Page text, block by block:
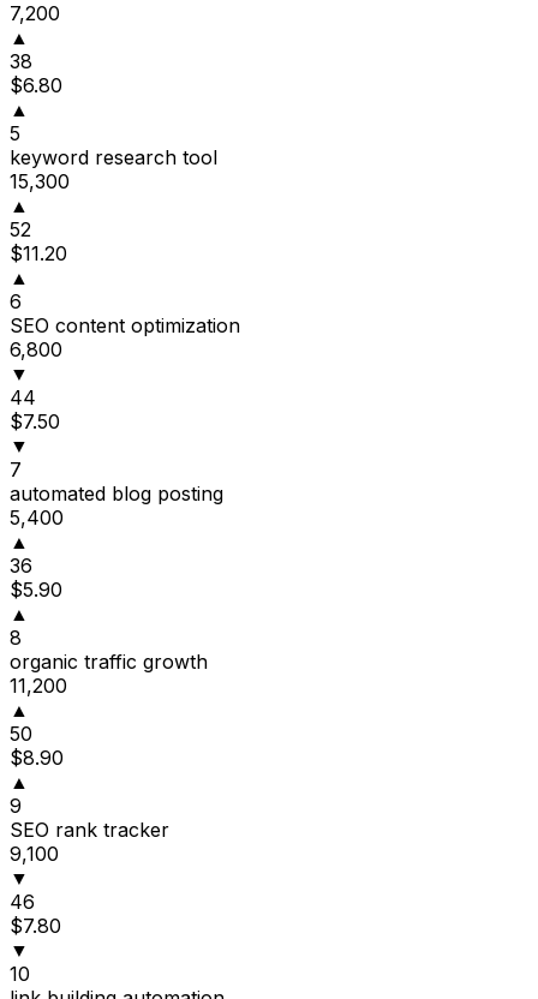
7,200
▲
38
$6.80
▲
5
keyword research tool
15,300
▲
52
$11.20
▲
6
SEO content optimization
6,800
▼
44
$7.50
▼
7
automated blog posting
5,400
▲
36
$5.90
▲
8
organic traffic growth
11,200
▲
50
$8.90
▲
9
SEO rank tracker
9,100
▼
46
$7.80
▼
10